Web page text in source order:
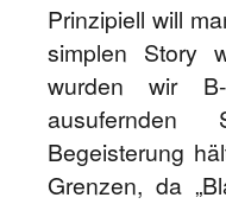
Prinzipiell will
simplen Story
wurden wir
Begeisterung
Grenzen, da